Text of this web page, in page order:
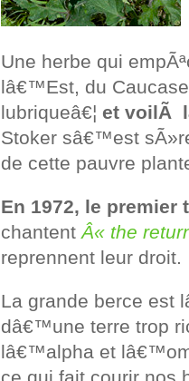
Une herbe qui
lâ€™Est, du
lubriqueâ€¦ et voilÃ
Stoker sâ€™est
de cette pauvre
En 1972, le premier
chantent Â« the
reprennent leur droit.
La grande berce est
dâ€™une terre trop
lâ€™alpha et